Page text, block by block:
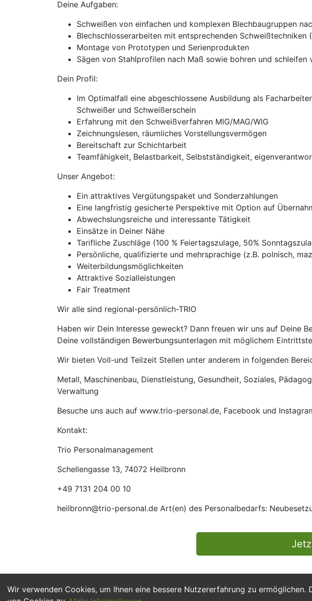
Wir verwenden Cookies, um Ihnen eine bessere Nutzererfahrung zu
Deine Aufgaben:
Schweißen von einfachen und komplexen Blechbaugruppen
Blechschlosserarbeiten mit entsprechenden Schweißtechniken
Montage von Prototypen und Serienprodukten
Sägen von Stahlprofilen nach Maß sowie bohren und schleifen
Dein Profil:
Im Optimalfall eine abgeschlossene Ausbildung als
Schweißer und Schweißerschein
Erfahrung mit den Schweißverfahren MIG/MAG/WIG
Zeichnungslesen, räumliches Vorstellungsvermögen
Bereitschaft zur Schichtarbeit
Teamfähigkeit, Belastbarkeit, Selbstständigkeit,
Unser Angebot:
Ein attraktives Vergütungspaket und Sonderzahlungen
Eine langfristig gesicherte Perspektive mit Option auf
Abwechslungsreiche und interessante Tätigkeit
Einsätze in Deiner Nähe
Tarifliche Zuschläge (100 % Feiertagszulage, 50%
Persönliche, qualifizierte und mehrsprachige (z.B. polnisch,
Weiterbildungsmöglichkeiten
Attraktive Sozialleistungen
Fair Treatment
Wir alle sind regional-persönlich-TRIO
Haben wir Dein Interesse geweckt? Dann freuen wir uns auf Deine
Deine vollständigen Bewerbungsunterlagen mit möglichem
Wir bieten Voll-und Teilzeit Stellen unter anderem in folgenden
Metall, Maschinenbau, Dienstleistung, Gesundheit, Soziales,
Verwaltung
Besuche uns auch auf www.trio-personal.de, Facebook und
Kontakt:
Trio Personalmanagement
Schellengasse 13, 74072 Heilbronn
+49 7131 204 00 10
heilbronn@trio-personal.de Art(en) des Personalbedarfs: